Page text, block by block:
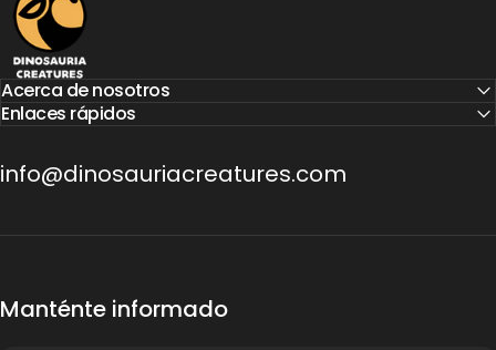
Acerca de nosotros
Enlaces rápidos
info@dinosauriacreatures.com
Manténte informado